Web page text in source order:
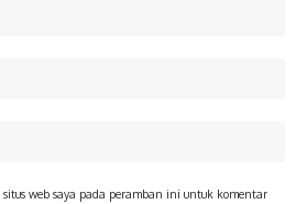
web saya pada peramban ini untuk komentar